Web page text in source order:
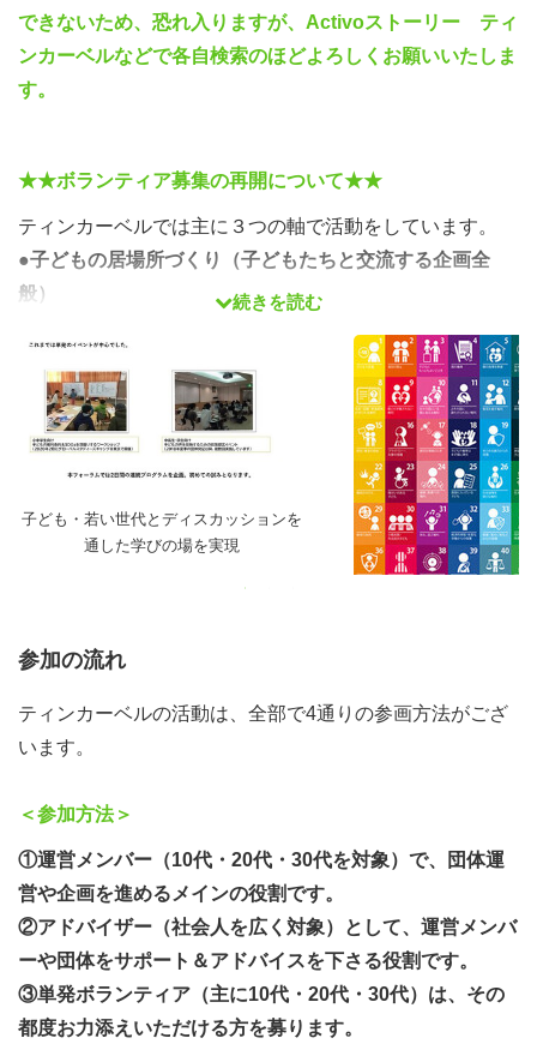
できないため、恐れ入りますが、Activoストーリー ティ
ンカーベルなどで各自検索のほどよろしくお願いいたしま
す。
★★ボランティア募集の再開について★★
ティンカーベルでは主に３つの軸で活動をしています。
●子どもの居場所づくり（子どもたちと交流する企画全
般）
●子ども・教育プラットフォーム（子ども・若い世代発案
の様々な企画実現）
今回の募集は、団体が持続していくために新規運営メンバ
ーに加えて、ボランティア募集（登録）も同時に呼びかけ
させていただいております。若年層の育成の観点から、主
に10代～30代を想定していますが、やる気がある方（や
件は問いませんので、是非チャレンジを検討してみてくだ
（※ボランティア活動として参加をご希望の方を対象とし
ご参加を希望される場合は、応募を仮でのお受付とさせて
いただき、メールでご案内いたします。ご希望の場合は、
本ページからお申し込みください。本ページからの運営メ
ンバー・アドバイザー募集はすべて仮での受付となります
ことご安心ください。）
●募集要項
続きを読む
子ども・若い世代とディスカッションを
通した学びの場を実現
参加の流れ
ティンカーベルの活動は、全部で4通りの参画方法がござ
います。
＜参加方法＞
①運営メンバー（10代・20代・30代を対象）で、団体運
営や企画を進めるメインの役割です。
②アドバイザー（社会人を広く対象）として、運営メンバ
ーや団体をサポート＆アドバイスを下さる役割です。
③単発ボランティア（主に10代・20代・30代）は、その
都度お力添えいただける方を募ります。